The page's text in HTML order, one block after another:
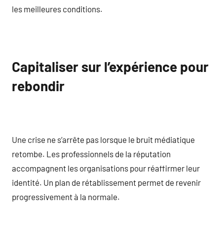
les meilleures conditions.
Capitaliser sur l’expérience pour
rebondir
Une crise ne s’arrête pas lorsque le bruit médiatique
retombe. Les professionnels de la réputation
accompagnent les organisations pour réaffirmer leur
identité. Un plan de rétablissement permet de revenir
progressivement à la normale.